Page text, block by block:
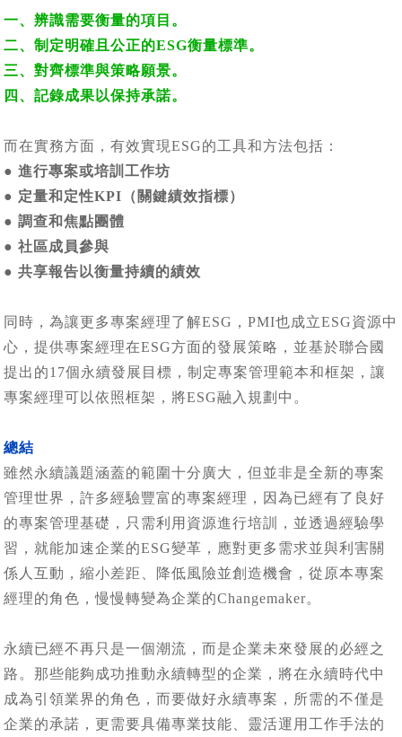
一、辨識需要衡量的項目。
二、制定明確且公正的ESG衡量標準。
三、對齊標準與策略願景。
四、記錄成果以保持承諾。
而在實務方面，有效實現ESG的工具和方法包括：
● 進行專案或培訓工作坊
● 定量和定性KPI（關鍵績效指標）
● 調查和焦點團體
● 社區成員參與
● 共享報告以衡量持續的績效
同時，為讓更多專案經理了解ESG，PMI也成立ESG資源中
心，提供專案經理在ESG方面的發展策略，並基於聯合國
提出的17個永續發展目標，制定專案管理範本和框架，讓
專案經理可以依照框架，將ESG融入規劃中。
總結
雖然永續議題涵蓋的範圍十分廣大，但並非是全新的專案
管理世界，許多經驗豐富的專案經理，因為已經有了良好
的專案管理基礎，只需利用資源進行培訓，並透過經驗學
習，就能加速企業的ESG變革，應對更多需求並與利害關
係人互動，縮小差距、降低風險並創造機會，從原本專案
經理的角色，慢慢轉變為企業的Changemaker。
永續已經不再只是一個潮流，而是企業未來發展的必經之
路。那些能夠成功推動永續轉型的企業，將在永續時代中
成為引領業界的角色，而要做好永續專案，所需的不僅是
企業的承諾，更需要具備專業技能、靈活運用工作手法的